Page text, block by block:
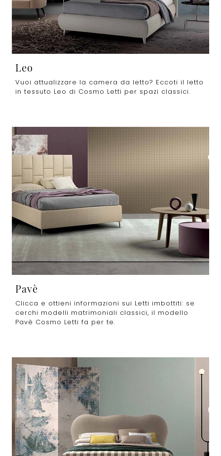
Leo
Vuoi attualizzare la camera da letto? Eccoti il letto
in tessuto Leo di Cosmo Letti per spazi classici.
Pavè
Clicca e ottieni informazioni sui Letti imbottiti: se
cerchi modelli matrimoniali classici, il modello
Pavè Cosmo Letti fa per te.